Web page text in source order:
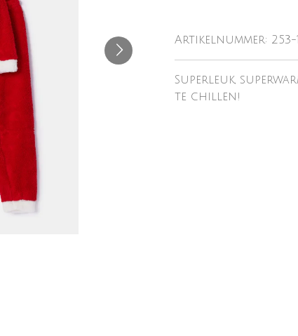
Artikelnummer:
Superleuk,
te chillen!